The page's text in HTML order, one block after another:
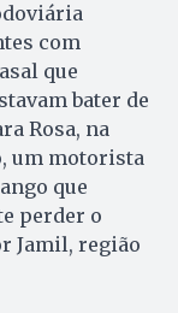
com
que
bater de
Rosa, na
um motorista
que
perder o
Jamil, região